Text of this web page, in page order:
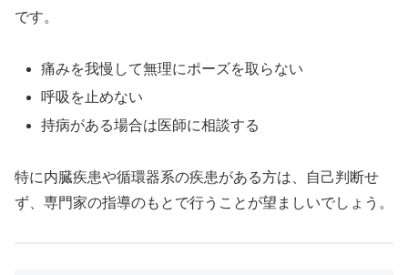
です。
痛みを我慢して無理にポーズを取らない
呼吸を止めない
持病がある場合は医師に相談する
特に内臓疾患や循環器系の疾患がある方は、自己判断せ
ず、専門家の指導のもとで行うことが望ましいでしょう。